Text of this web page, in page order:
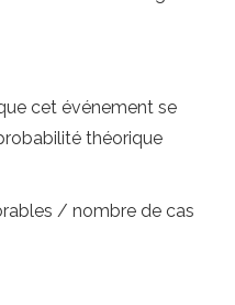
cet événement se
théorique
/ nombre de cas